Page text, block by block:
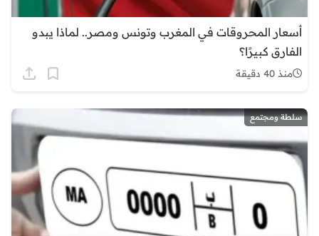
أسعار المحروقات في المغرب وتونس ومصر.. لماذا يبدو
الفارق كبيرًا؟
منذ 40 دقيقة
سلطة ومجتمع